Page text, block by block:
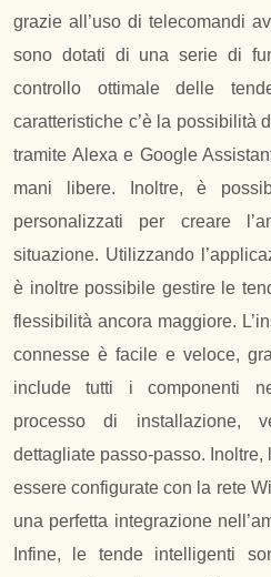
grazie all’uso di telecomandi
sono dotati di una serie di
controllo ottimale delle
caratteristiche c’è la possibilità
tramite Alexa e Google
mani libere. Inoltre, è
personalizzati per creare
situazione. Utilizzando
è inoltre possibile gestire le
flessibilità ancora maggiore.
connesse è facile e veloce,
include tutti i componenti
processo di installazione,
dettagliate passo-passo.
essere configurate con la rete
una perfetta integrazione
Infine, le tende intelligenti